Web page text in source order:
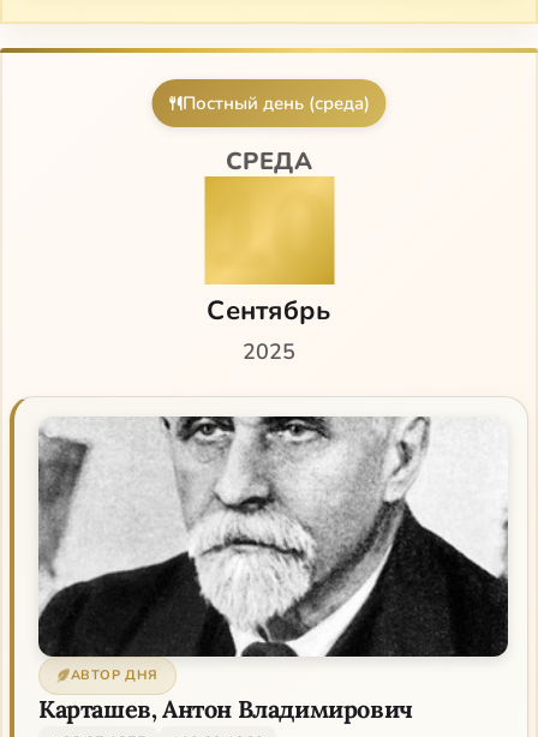
Божий слуга, но диавол, и не царь, а мучитель”».
Иосиф Волоцкий, преподобный
Философия русского религиозного искусства XVI–
Постный день (среда)
СРЕДА
10
Сентябрь
2025
АВТОР ДНЯ
Карташев, Антон Владимирович